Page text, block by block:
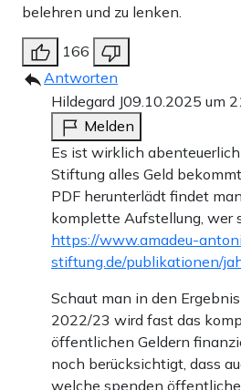
Landesverfassungsschutzes
Amadeu-Antonio-Stiftung
saß damals schon im
er die Gründerin und damalige
Anetta Kahane, 2016 als
Behörde organisierten
Sie sprach laut Programm über
Rechtsextremismus“. Da Kahane
Inoffizielle Mitarbeiterin (IM) der
den ostdeutschen
Verfassungsschutzämter von
Inlandsgeheimdienst und dessen
belehren und zu lenken.
166
Antworten
Hildegard J09.10.2025 um
Melden
Es ist wirklich
Stiftung alles Geld
PDF herunterlädt findet
komplette Aufstellung, wer
https://www.amadeu-
stiftung.de/publikationen/
Schaut man in den
2022/23 wird fast das
öffentlichen Geldern
noch berücksichtigt, dass
welche spenden öffentliche